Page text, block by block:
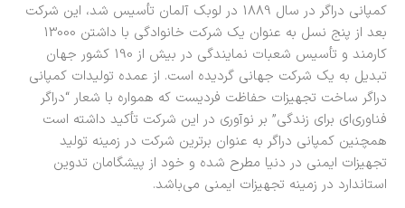
کمپانی دراگر در سال 1889 در لوبک آلمان تأسیس شد، این شرکت
بعد از پنج نسل به عنوان یک شرکت خانوادگی با داشتن 13000
کارمند و تأسیس شعبات نمایندگی در بیش از 190 کشور جهان
تبدیل به یک شرکت جهانی گردیده است. از عمده تولیدات کمپانی
دراگر ساخت تجهیزات حفاظت فردیست که همواره با شعار “دراگر
فناوری‌ای برای زندگی” بر نوآوری در این شرکت تأکید داشته است
همچنین کمپانی دراگر به عنوان برترین شرکت در زمینه تولید
تجهیزات ایمنی در دنیا مطرح شده و خود از پیشگامان تدوین
استاندارد در زمینه تجهیزات ایمنی می‌باشد.